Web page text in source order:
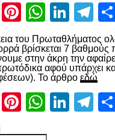
EmailPinterest
του Πρωταθλήματος
βρίσκεται 7
στην άκρη την
αφού υπάρχει
Το άρθρο εδώ
EmailPinterest